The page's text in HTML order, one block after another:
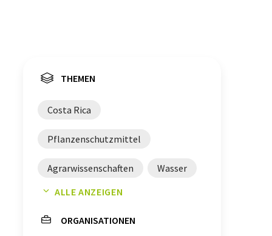
THEMEN
Costa Rica
Pflanzenschutzmittel
Agrarwissenschaften Wasser
Nachhaltigkeit
Landwirtschaft Kolumbien
ALLE ANZEIGEN
ORGANISATIONEN